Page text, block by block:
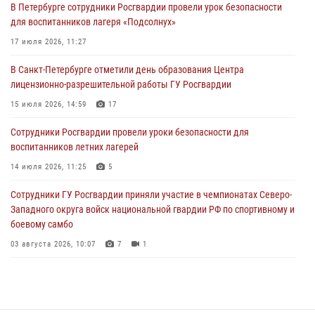
03 августа 2026, 14:15 3 1
Росгвардейцы приняли участие в Большом семейном фестивале
В Ленинградской области сотрудники Росгвардии обнаружили
пропавшего мальчика с нарушением слуха и помогли ему вернуться
03 августа 2026, 11:51
В Санкт-Петербурге при содействии СОБР Росгвардии задержаны
03 августа 2026, 10:15 1
В Петербурге сотрудники Росгвардии провели урок безопасности
для воспитанников лагеря «Подсолнух»
17 июля 2026, 11:27
В Санкт-Петербурге отметили день образования Центра
лицензионно-разрешительной работы ГУ Росгвардии
15 июля 2026, 14:59 17
Сотрудники Росгвардии провели уроки безопасности для
воспитанников летних лагерей
14 июля 2026, 11:25 5
Сотрудники ГУ Росгвардии приняли участие в чемпионатах Северо-
Западного округа войск национальной гвардии РФ по спортивному и
боевому самбо
03 августа 2026, 10:07 7 1